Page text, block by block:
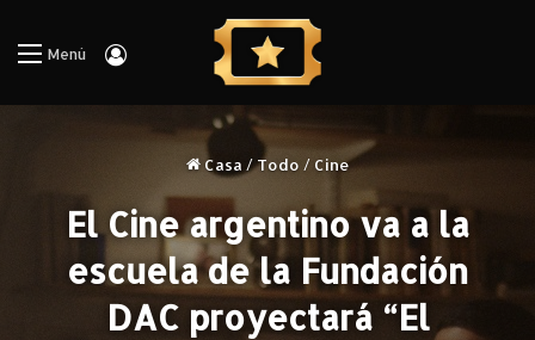
Menú Iniciar Sesión
Casa /Todo / Cine
El Cine argentino va a la
escuela de la Fundación
DAC proyectará “El